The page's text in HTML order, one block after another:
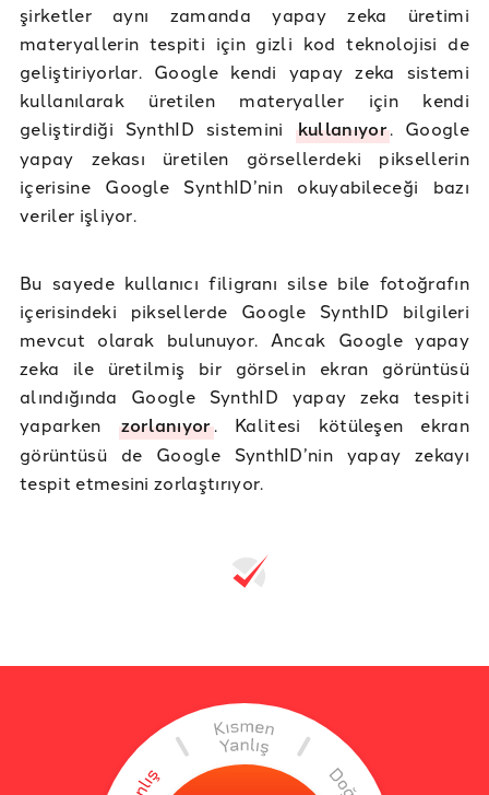
şirketler aynı zamanda yapay zeka üretimi
materyallerin tespiti için gizli kod teknolojisi de
geliştiriyorlar. Google kendi yapay zeka sistemi
kullanılarak üretilen materyaller için kendi
geliştirdiği SynthID sistemini kullanıyor. Google
yapay zekası üretilen görsellerdeki piksellerin
içerisine Google SynthID’nin okuyabileceği bazı
veriler işliyor.
Bu sayede kullanıcı filigranı silse bile fotoğrafın
içerisindeki piksellerde Google SynthID bilgileri
mevcut olarak bulunuyor. Ancak Google yapay
zeka ile üretilmiş bir görselin ekran görüntüsü
alındığında Google SynthID yapay zeka tespiti
yaparken zorlanıyor. Kalitesi kötüleşen ekran
görüntüsü de Google SynthID’nin yapay zekayı
tespit etmesini zorlaştırıyor.